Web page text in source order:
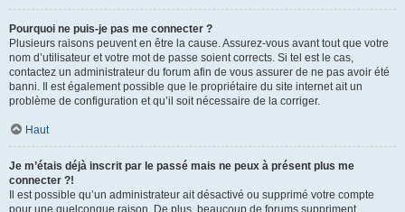
Pourquoi ne puis-je pas me connecter ?
Plusieurs raisons peuvent en être la cause. Assurez-vous avant tout que votre
nom d’utilisateur et votre mot de passe soient corrects. Si tel est le cas,
contactez un administrateur du forum afin de vous assurer de ne pas avoir été
banni. Il est également possible que le propriétaire du site internet ait un
problème de configuration et qu’il soit nécessaire de la corriger.
Haut
Je m’étais déjà inscrit par le passé mais ne peux à présent plus me
connecter ?!
Il est possible qu’un administrateur ait désactivé ou supprimé votre compte
pour une quelconque raison. De plus, beaucoup de forums suppriment